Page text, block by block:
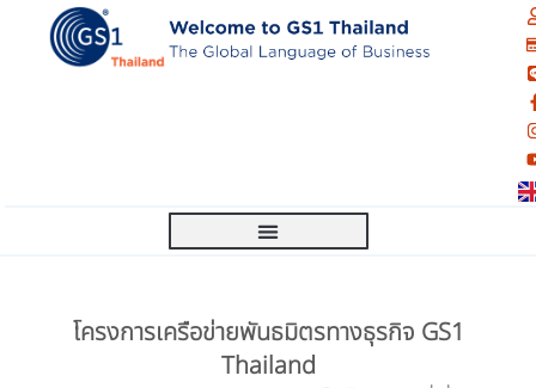
โครงการเครือข่ายพันธมิตรทางธุรกิจ GS1
Thailand